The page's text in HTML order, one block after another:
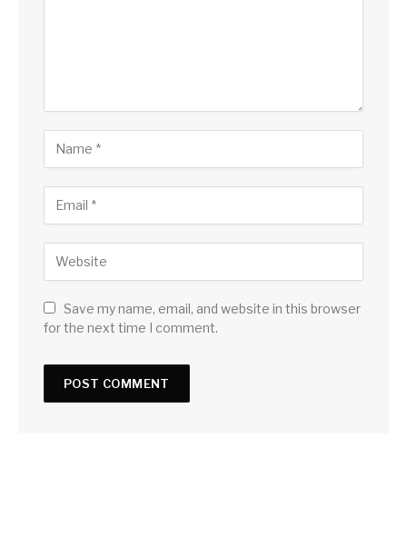
Save my name, email, and website in this browser
for the next time I comment.